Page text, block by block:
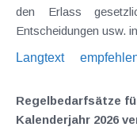
den Erlass
Entscheidungen usw.
Langtext
Regelbedarfsätze
Kalenderjahr 2026